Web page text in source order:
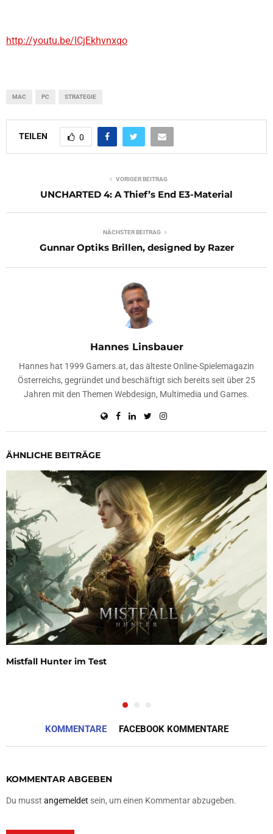
http://youtu.be/ICjEkhvnxqo
MAC PC STRATEGIE
TEILEN 0
VORIGER BEITRAG
UNCHARTED 4: A Thief’s End E3-Material
NÄCHSTER BEITRAG
Gunnar Optiks Brillen, designed by Razer
Hannes Linsbauer
Hannes hat 1999 Gamers.at, das älteste Online-Spielemagazin
Österreichs, gegründet und beschäftigt sich bereits seit über 25
Jahren mit den Themen Webdesign, Multimedia und Games.
ÄHNLICHE BEITRÄGE
Mistfall Hunter im Test
KOMMENTARE FACEBOOK KOMMENTARE
KOMMENTAR ABGEBEN
Du musst angemeldet sein, um einen Kommentar abzugeben.